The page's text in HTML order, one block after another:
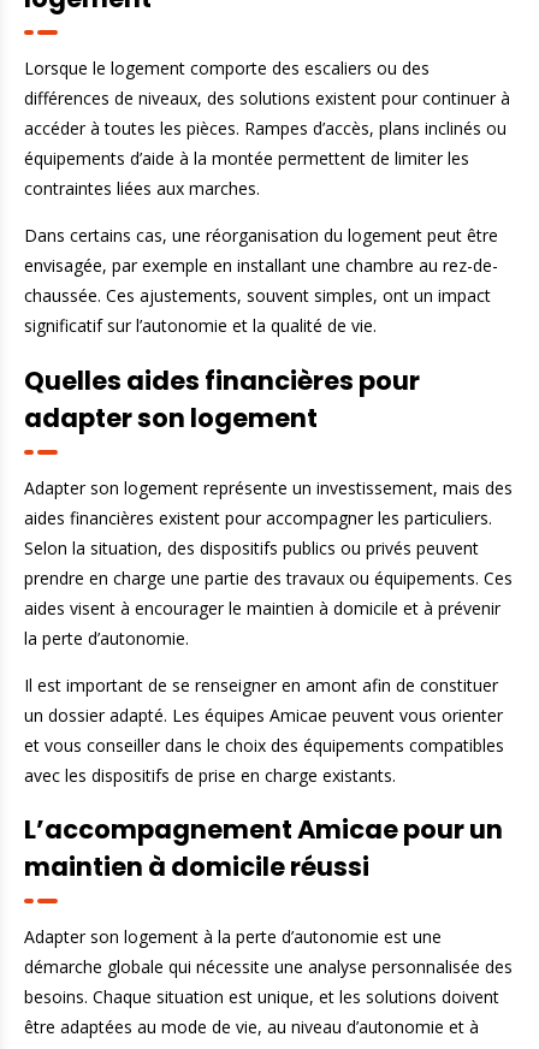
Lorsque le logement comporte des escaliers ou des
différences de niveaux, des solutions existent pour continuer à
accéder à toutes les pièces. Rampes d’accès, plans inclinés ou
équipements d’aide à la montée permettent de limiter les
contraintes liées aux marches.
Dans certains cas, une réorganisation du logement peut être
envisagée, par exemple en installant une chambre au rez-de-
chaussée. Ces ajustements, souvent simples, ont un impact
significatif sur l’autonomie et la qualité de vie.
Quelles aides financières pour
adapter son logement
Adapter son logement représente un investissement, mais des
aides financières existent pour accompagner les particuliers.
Selon la situation, des dispositifs publics ou privés peuvent
prendre en charge une partie des travaux ou équipements. Ces
aides visent à encourager le maintien à domicile et à prévenir
la perte d’autonomie.
Il est important de se renseigner en amont afin de constituer
un dossier adapté. Les équipes Amicae peuvent vous orienter
et vous conseiller dans le choix des équipements compatibles
avec les dispositifs de prise en charge existants.
L’accompagnement Amicae pour un
maintien à domicile réussi
Adapter son logement à la perte d’autonomie est une
démarche globale qui nécessite une analyse personnalisée des
besoins. Chaque situation est unique, et les solutions doivent
être adaptées au mode de vie, au niveau d’autonomie et à